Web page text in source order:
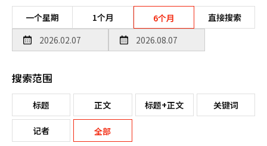
一个星期 1个月 6个月 直接搜索
搜索范围
标题 正文 标题+正文 关键词
记者 全部